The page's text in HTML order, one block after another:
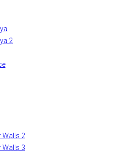
2
Walls 2
Walls 3